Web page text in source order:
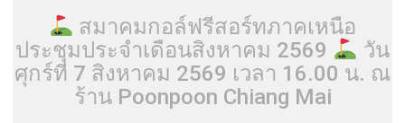
สมาคมกอล์ฟรีสอร์ทภาคเหนือ
ประชุมประจำเดือนสิงหาคม 2569
วัน
ศุกร์ที่ 7 สิงหาคม 2569 เวลา 16.00 น. ณ
ร้าน Poonpoon Chiang Mai